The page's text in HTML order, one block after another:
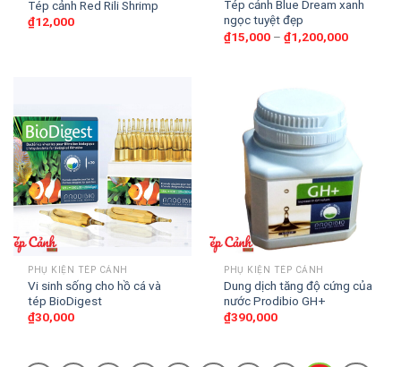
Tép cảnh Red Rili Shrimp
₫12,000
Tép cảnh Blue Dream xanh
ngọc tuyệt đẹp
₫15,000 –₫1,200,000
PHỤ KIỆN TÉP CẢNH
Vi sinh sống cho hồ cá và
tép BioDigest
₫30,000
PHỤ KIỆN TÉP CẢNH
Dung dịch tăng độ cứng của
nước Prodibio GH+
₫390,000